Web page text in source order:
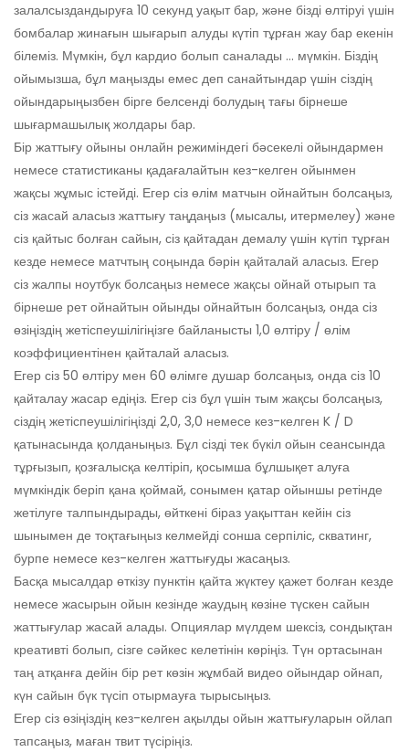
залалсыздандыруға 10 секунд уақыт бар, және бізді өлтіруі үшін
бомбалар жинағын шығарып алуды күтіп тұрған жау бар екенін
білеміз. Мүмкін, бұл кардио болып саналады ... мүмкін. Біздің
ойымызша, бұл маңызды емес деп санайтындар үшін сіздің
ойындарыңызбен бірге белсенді болудың тағы бірнеше
шығармашылық жолдары бар.
Бір жаттығу ойыны онлайн режиміндегі бәсекелі ойындармен
немесе статистиканы қадағалайтын кез-келген ойынмен
жақсы жұмыс істейді. Егер сіз өлім матчын ойнайтын болсаңыз,
сіз жасай аласыз жаттығу таңдаңыз (мысалы, итермелеу) және
сіз қайтыс болған сайын, сіз қайтадан демалу үшін күтіп тұрған
кезде немесе матчтың соңында бәрін қайталай аласыз. Егер
сіз жалпы ноутбук болсаңыз немесе жақсы ойнай отырып та
бірнеше рет ойнайтын ойынды ойнайтын болсаңыз, онда сіз
өзіңіздің жетіспеушілігіңізге байланысты 1,0 өлтіру / өлім
коэффициентінен қайталай аласыз.
Егер сіз 50 өлтіру мен 60 өлімге душар болсаңыз, онда сіз 10
қайталау жасар едіңіз. Егер сіз бұл үшін тым жақсы болсаңыз,
сіздің жетіспеушілігіңізді 2,0, 3,0 немесе кез-келген K / D
қатынасында қолданыңыз. Бұл сізді тек бүкіл ойын сеансында
тұрғызып, қозғалысқа келтіріп, қосымша бұлшықет алуға
мүмкіндік беріп қана қоймай, сонымен қатар ойыншы ретінде
жетілуге ​​талпындырады, өйткені біраз уақыттан кейін сіз
шынымен де тоқтағыңыз келмейді сонша серпіліс, скватинг,
бурпе немесе кез-келген жаттығуды жасаңыз.
Басқа мысалдар өткізу пунктін қайта жүктеу қажет болған кезде
немесе жасырын ойын кезінде жаудың көзіне түскен сайын
жаттығулар жасай алады. Опциялар мүлдем шексіз, сондықтан
креативті болып, сізге сәйкес келетінін көріңіз. Түн ортасынан
таң атқанға дейін бір рет көзін жұмбай видео ойындар ойнап,
күн сайын бүк түсіп отырмауға тырысыңыз.
Егер сіз өзіңіздің кез-келген ақылды ойын жаттығуларын ойлап
тапсаңыз, маған твит түсіріңіз.